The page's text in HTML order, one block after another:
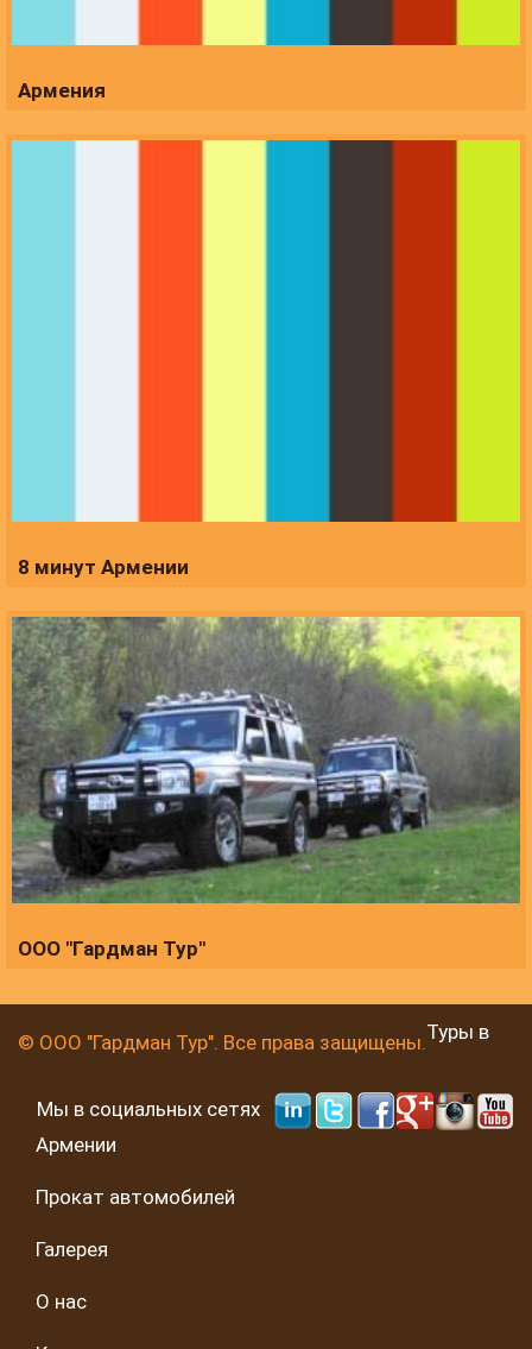
Армения
8 минут Армении
ООО "Гардман Тур"
© ООО "Гардман Тур". Все права защищены.
Мы в социальных сетях
Туры в
Армении
Прокат автомобилей
Галерея
О нас